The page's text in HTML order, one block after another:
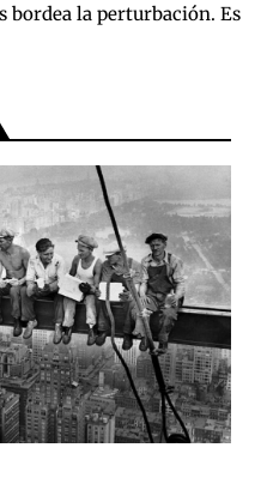
bordea la perturbación. Es